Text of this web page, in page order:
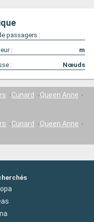
passagers :
:
m
: Nœuds
Cunard
Queen Anne
Cunard
Queen Anne